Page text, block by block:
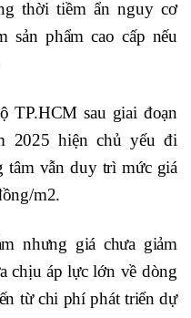
thời tiềm ẩn nguy cơ
sản phẩm cao cấp nếu
TP.HCM sau giai đoạn
2025 hiện chủ yếu đi
tâm vẫn duy trì mức giá
m2.
nhưng giá chưa giảm
chịu áp lực lớn về dòng
từ chi phí phát triển dự